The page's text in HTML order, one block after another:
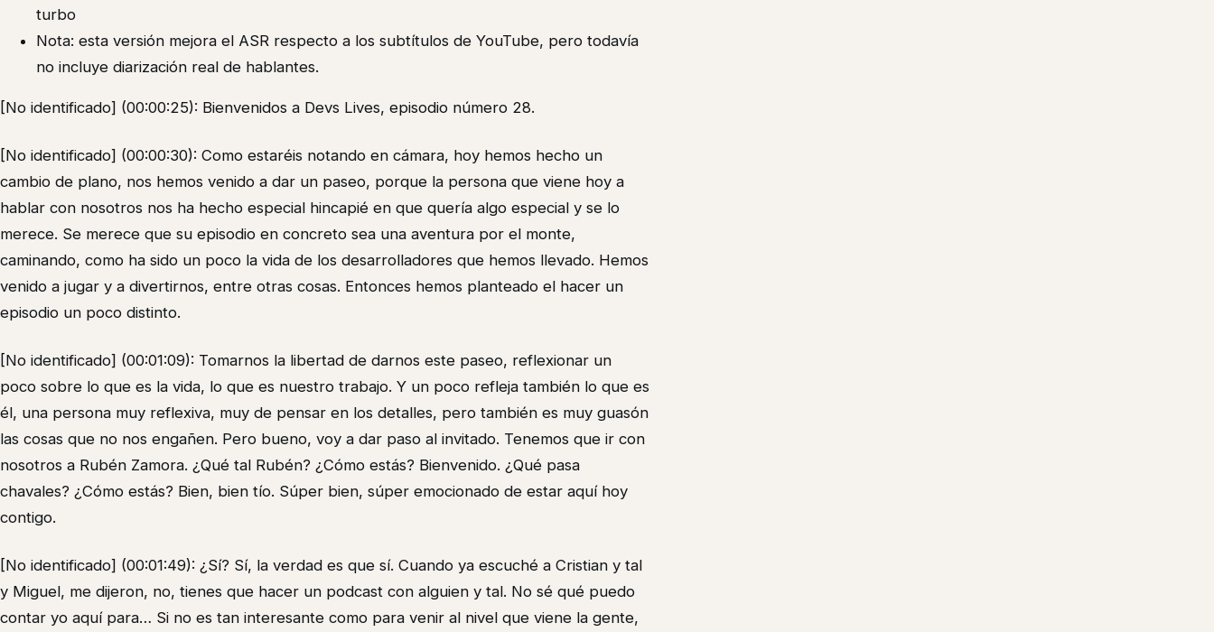
turbo
Nota: esta versión mejora el ASR respecto a los subtítulos de YouTube, pero todavía
no incluye diarización real de hablantes.
[No identificado] (00:00:25): Bienvenidos a Devs Lives, episodio número 28.
[No identificado] (00:00:30): Como estaréis notando en cámara, hoy hemos hecho un
cambio de plano, nos hemos venido a dar un paseo, porque la persona que viene hoy a
hablar con nosotros nos ha hecho especial hincapié en que quería algo especial y se lo
merece. Se merece que su episodio en concreto sea una aventura por el monte,
caminando, como ha sido un poco la vida de los desarrolladores que hemos llevado. Hemos
venido a jugar y a divertirnos, entre otras cosas. Entonces hemos planteado el hacer un
episodio un poco distinto.
[No identificado] (00:01:09): Tomarnos la libertad de darnos este paseo, reflexionar un
poco sobre lo que es la vida, lo que es nuestro trabajo. Y un poco refleja también lo que es
él, una persona muy reflexiva, muy de pensar en los detalles, pero también es muy guasón
las cosas que no nos engañen. Pero bueno, voy a dar paso al invitado. Tenemos que ir con
nosotros a Rubén Zamora. ¿Qué tal Rubén? ¿Cómo estás? Bienvenido. ¿Qué pasa
chavales? ¿Cómo estás? Bien, bien tío. Súper bien, súper emocionado de estar aquí hoy
contigo.
[No identificado] (00:01:49): ¿Sí? Sí, la verdad es que sí. Cuando ya escuché a Cristian y tal
y Miguel, me dijeron, no, tienes que hacer un podcast con alguien y tal. No sé qué puedo
contar yo aquí para… Si no es tan interesante como para venir al nivel que viene la gente,